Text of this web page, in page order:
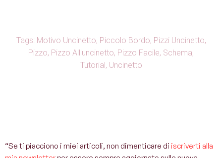
Tags: Motivo Uncinetto, Piccolo Bordo, Pizzi Uncinetto,
Pizzo, Pizzo All'uncinetto, Pizzo Facile, Schema,
Tutorial , Uncinetto
“Se ti piacciono i miei articoli, non dimenticare di iscriverti alla